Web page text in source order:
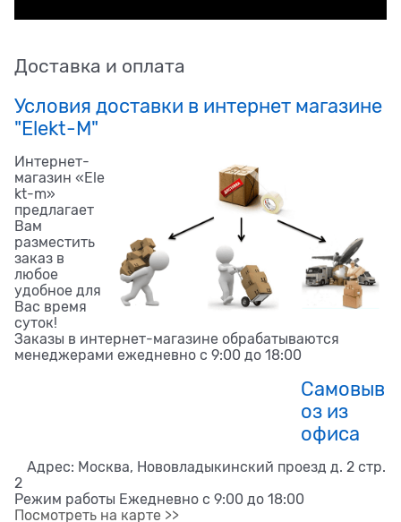
Доставка и оплата
Условия доставки в интернет магазине
"Elekt-M"
Интернет-
магазин «Ele
kt-m»
предлагает
Вам
разместить
заказ в
любое
удобное для
Вас время
суток!
Заказы в интернет-магазине обрабатываются
менеджерами ежедневно с 9:00 до 18:00
Самовыв
оз из
офиса
Адрес: Москва, Нововладыкинский проезд д. 2 стр.
2
Режим работы Ежедневно с 9:00 до 18:00
Посмотреть на карте >>